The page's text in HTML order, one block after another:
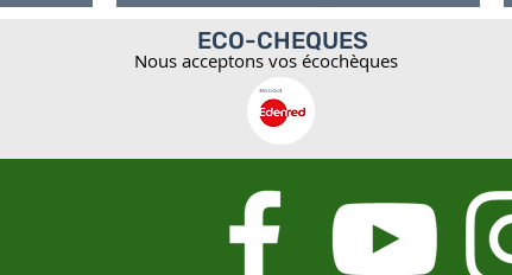
ECO-CHEQUES
Nous acceptons vos écochèques